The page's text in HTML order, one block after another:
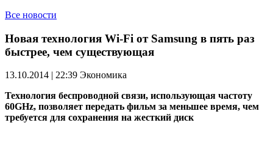
Все новости
Новая технология Wi-Fi от Samsung в пять раз
быстрее, чем существующая
13.10.2014 | 22:39 Экономика
Технология беспроводной связи, использующая частоту
60GHz, позволяет передать фильм за меньшее время, чем
требуется для сохранения на жесткий диск